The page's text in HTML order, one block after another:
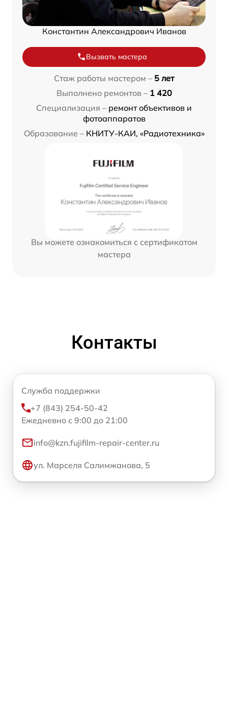
Константин Александрович Иванов
Вызвать мастера
Стаж работы мастером – 5 лет
Выполнено ремонтов – 1 420
Специализация – ремонт объективов и
фотоаппаратов
Образование – КНИТУ-КАИ, «Радиотехника»
Вы можете ознакомиться с сертификатом
мастера
Контакты
Служба поддержки
+7 (843) 254-50-42
Ежедневно с 9:00 до 21:00
info@kzn.fujifilm-repair-center.ru
ул. Марселя Салимжанова, 5